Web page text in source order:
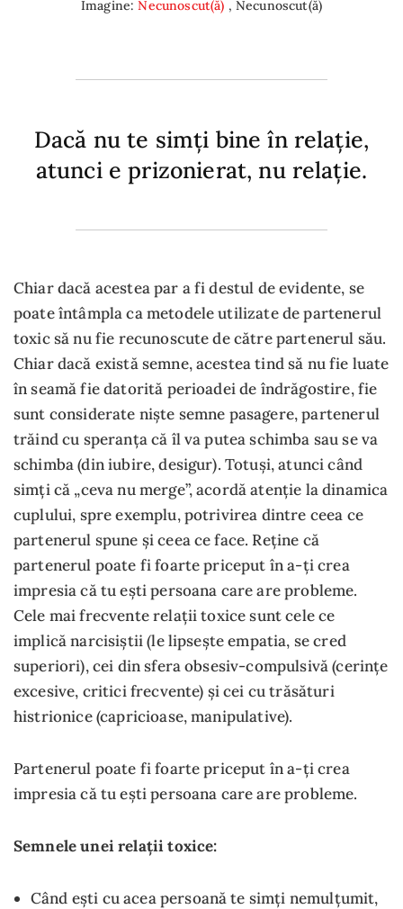
Imagine:Necunoscut(ă) , Necunoscut(ă)
Dacă nu te simți bine în relație,
atunci e prizonierat, nu relație.
Chiar dacă acestea par a fi destul de evidente, se
poate întâmpla ca metodele utilizate de partenerul
toxic să nu fie recunoscute de către partenerul său.
Chiar dacă există semne, acestea tind să nu fie luate
în seamă fie datorită perioadei de îndrăgostire, fie
sunt considerate niște semne pasagere, partenerul
trăind cu speranța că îl va putea schimba sau se va
schimba (din iubire, desigur). Totuși, atunci când
simți că „ceva nu merge”, acordă atenție la dinamica
cuplului, spre exemplu, potrivirea dintre ceea ce
partenerul spune și ceea ce face. Reține că
partenerul poate fi foarte priceput în a-ți crea
impresia că tu ești persoana care are probleme.
Cele mai frecvente relații toxice sunt cele ce
implică narcisiștii (le lipsește empatia, se cred
superiori), cei din sfera obsesiv-compulsivă (cerințe
excesive, critici frecvente) și cei cu trăsături
histrionice (capricioase, manipulative).
Partenerul poate fi foarte priceput în a-ți crea
impresia că tu ești persoana care are probleme.
Semnele unei relații toxice:
Când ești cu acea persoană te simți nemulțumit,